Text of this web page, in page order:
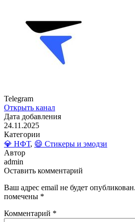
Telegram
Открыть канал
Дата добавления
24.11.2025
Категории
💎 НФТ, 😄 Стикеры и эмодзи
Автор
admin
Оставить комментарий
Ваш адрес email не будет опубликован.
помечены *
Комментарий *